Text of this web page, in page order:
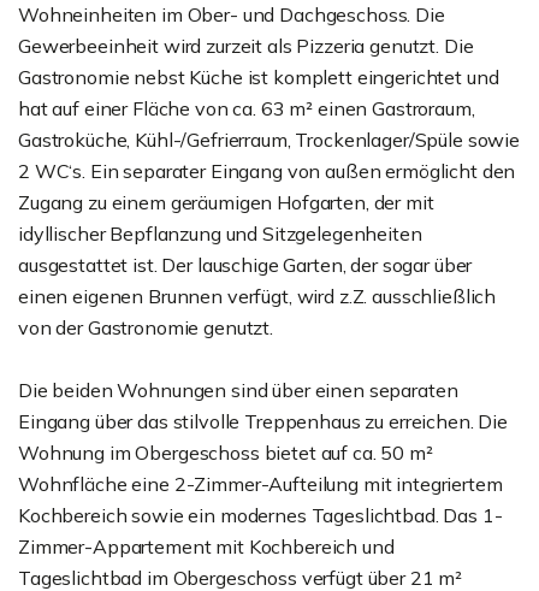
Wohneinheiten im Ober- und Dachgeschoss. Die
Gewerbeeinheit wird zurzeit als Pizzeria genutzt. Die
Gastronomie nebst Küche ist komplett eingerichtet und
hat auf einer Fläche von ca. 63 m² einen Gastroraum,
Gastroküche, Kühl-/Gefrierraum, Trockenlager/Spüle sowie
2 WC‘s. Ein separater Eingang von außen ermöglicht den
Zugang zu einem geräumigen Hofgarten, der mit
idyllischer Bepflanzung und Sitzgelegenheiten
ausgestattet ist. Der lauschige Garten, der sogar über
einen eigenen Brunnen verfügt, wird z.Z. ausschließlich
von der Gastronomie genutzt.
Die beiden Wohnungen sind über einen separaten
Eingang über das stilvolle Treppenhaus zu erreichen. Die
Wohnung im Obergeschoss bietet auf ca. 50 m²
Wohnfläche eine 2-Zimmer-Aufteilung mit integriertem
Kochbereich sowie ein modernes Tageslichtbad. Das 1-
Zimmer-Appartement mit Kochbereich und
Tageslichtbad im Obergeschoss verfügt über 21 m²